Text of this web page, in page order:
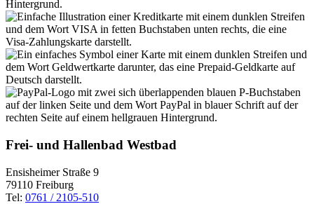
Frei- und Hallenbad Westbad
Ensisheimer Straße 9
79110 Freiburg
Tel: 0761 / 2105-510